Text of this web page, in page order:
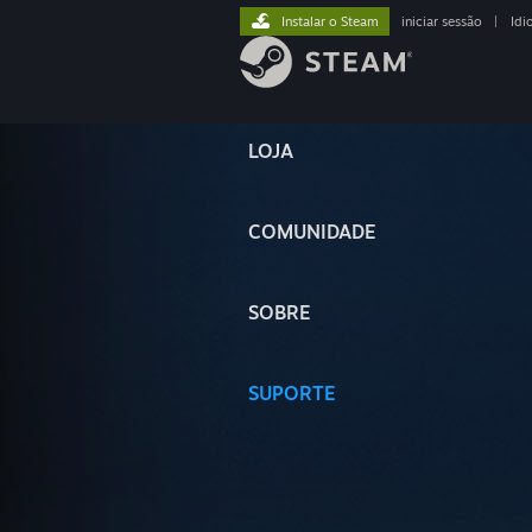
LOJA
COMUNIDADE
SOBRE
SUPORTE
Instalar o Steam iniciar sessão